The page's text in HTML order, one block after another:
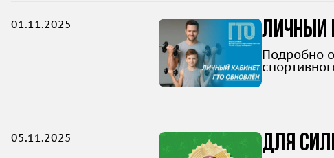
01.11.2025 Личный
Подробно
05.11.2025 Для